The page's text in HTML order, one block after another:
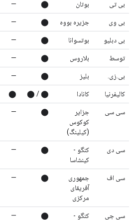
بی تی بوتان ⬤
—
بی وی جزیره بووه ⬤
—
بی دبلیو بوتسوانا ⬤
—
توسط بلاروس ⬤
—
بی.زی. بلیز ⬤
—
کالیفرنیا کانادا ⬤ / ⬤
⬤
سی سی
جزایر
کوکوس
(کیلینگ)
⬤
—
سی دی
کنگو -
کینشاسا
⬤
—
سی اف
جمهوری
آفریقای
مرکزی
⬤
—
سی جی
کنگو -
⬤
—